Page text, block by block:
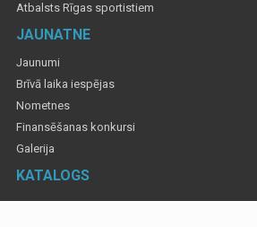
Atbalsts Rīgas sportistiem
JAUNATNE
Jaunumi
Brīvā laika iespējas
Nometnes
Finansēšanas konkursi
Galerija
KATALOGS